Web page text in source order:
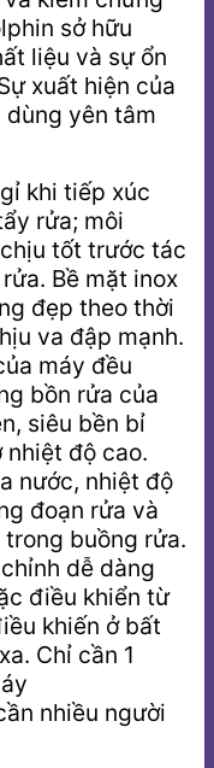
sở hữu
liệu và sự ổn
xuất hiện của
yên tâm
khi tiếp xúc
rửa; môi
tốt trước tác
Bề mặt inox
đẹp theo thời
va đập mạnh.
máy đều
bồn rửa của
siêu bền bỉ
độ cao.
nước, nhiệt độ
đoạn rửa và
buồng rửa.
dễ dàng
điều khiển từ
khiến ở bất
Chỉ cần 1
nhiều người